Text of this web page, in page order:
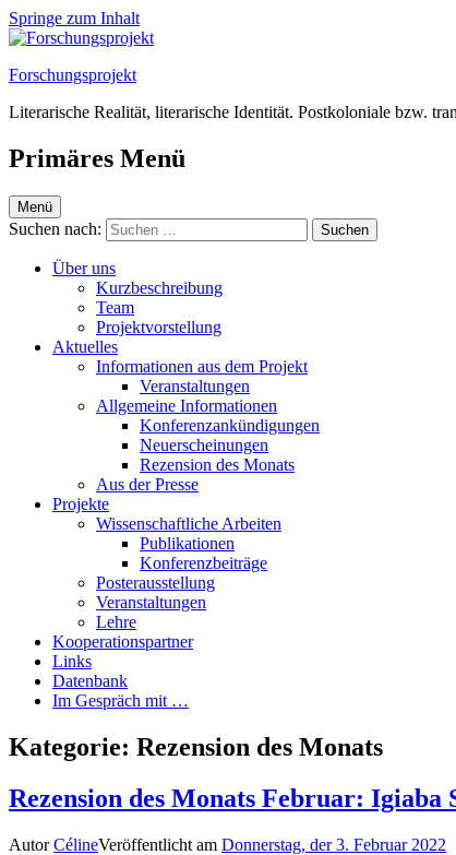
Springe zum Inhalt
Forschungsprojekt
Literarische Realität, literarische Identität. Postkoloniale bzw.
Primäres Menü
Menü
Suchen nach:
Über uns
Kurzbeschreibung
Team
Projektvorstellung
Aktuelles
Informationen aus dem Projekt
Veranstaltungen
Allgemeine Informationen
Konferenzankündigungen
Neuerscheinungen
Rezension des Monats
Aus der Presse
Projekte
Wissenschaftliche Arbeiten
Publikationen
Konferenzbeiträge
Posterausstellung
Veranstaltungen
Lehre
Kooperationspartner
Links
Datenbank
Im Gespräch mit …
Kategorie: Rezension des Monats
Rezension des Monats Februar: Igiaba
AutorCélineVeröffentlicht am Donnerstag, der 3. Februar 2022